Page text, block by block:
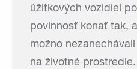
úžitkových vozidiel
povinnosť konať tak,
možno
na životné prostredie.